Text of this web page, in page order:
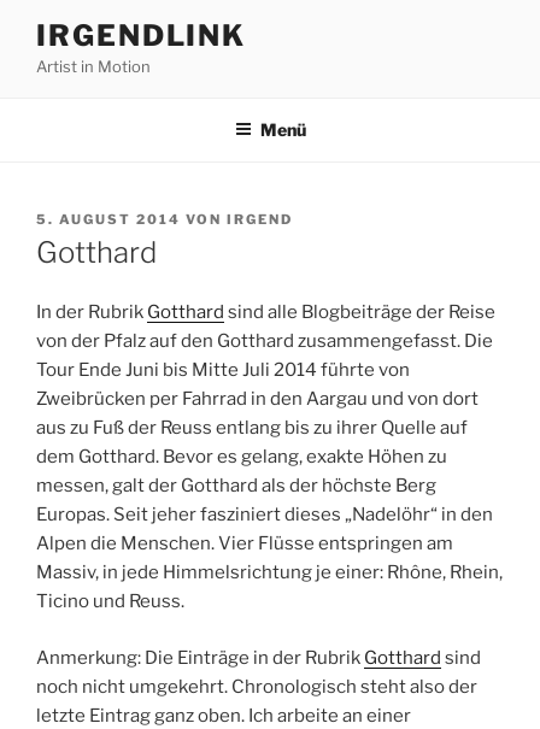
Inhalt
springen
IRGENDLINK
Artist in Motion
Menü
VERÖFFENTLICHT
AM
5. AUGUST 2014 VON IRGEND
Gotthard
In der Rubrik Gotthard sind alle Blogbeiträge der Reise
von der Pfalz auf den Gotthard zusammengefasst. Die
Tour Ende Juni bis Mitte Juli 2014 führte von
Zweibrücken per Fahrrad in den Aargau und von dort
aus zu Fuß der Reuss entlang bis zu ihrer Quelle auf
dem Gotthard. Bevor es gelang, exakte Höhen zu
messen, galt der Gotthard als der höchste Berg
Europas. Seit jeher fasziniert dieses „Nadelöhr“ in den
Alpen die Menschen. Vier Flüsse entspringen am
Massiv, in jede Himmelsrichtung je einer: Rhône, Rhein,
Ticino und Reuss.
Anmerkung: Die Einträge in der Rubrik Gotthard sind
noch nicht umgekehrt. Chronologisch steht also der
letzte Eintrag ganz oben. Ich arbeite an einer